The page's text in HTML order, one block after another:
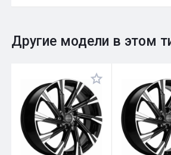
Оставить отзыв
Общий рейтинг
Другие модели в этом